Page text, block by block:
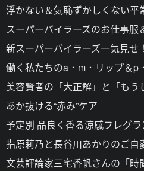
浮かない＆気恥ずかしくない平
スーパーバイラーズのお仕事服
新スーパーバイラーズ一気見せ！
働く私たちのa．m．リップ＆p
美容賢者の「大正解」と「もう
あか抜ける“赤み”ケア
予定別 品良く香る涼感フレグラ
指原莉乃と長谷川あかりのご自
文芸評論家三宅香帆さんの「時